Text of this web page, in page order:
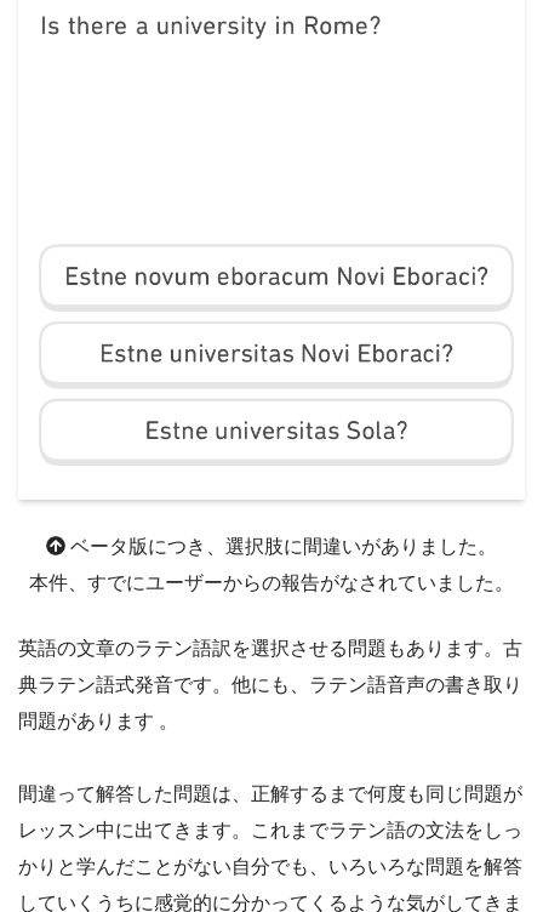
ベータ版につき、選択肢に間違いがありました。
本件、すでにユーザーからの報告がなされていました。
英語の文章のラテン語訳を選択させる問題もあります。古
典ラテン語式発音です。他にも、ラテン語音声の書き取り
問題があります 。
間違って解答した問題は、正解するまで何度も同じ問題が
レッスン中に出てきます。これまでラテン語の文法をしっ
かりと学んだことがない自分でも、いろいろな問題を解答
していくうちに感覚的に分かってくるような気がしてきま